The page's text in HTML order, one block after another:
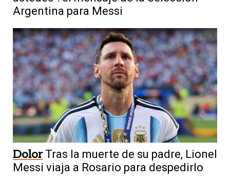
Argentina para Messi
Dolor Tras la muerte de su padre, Lionel
Messi viaja a Rosario para despedirlo